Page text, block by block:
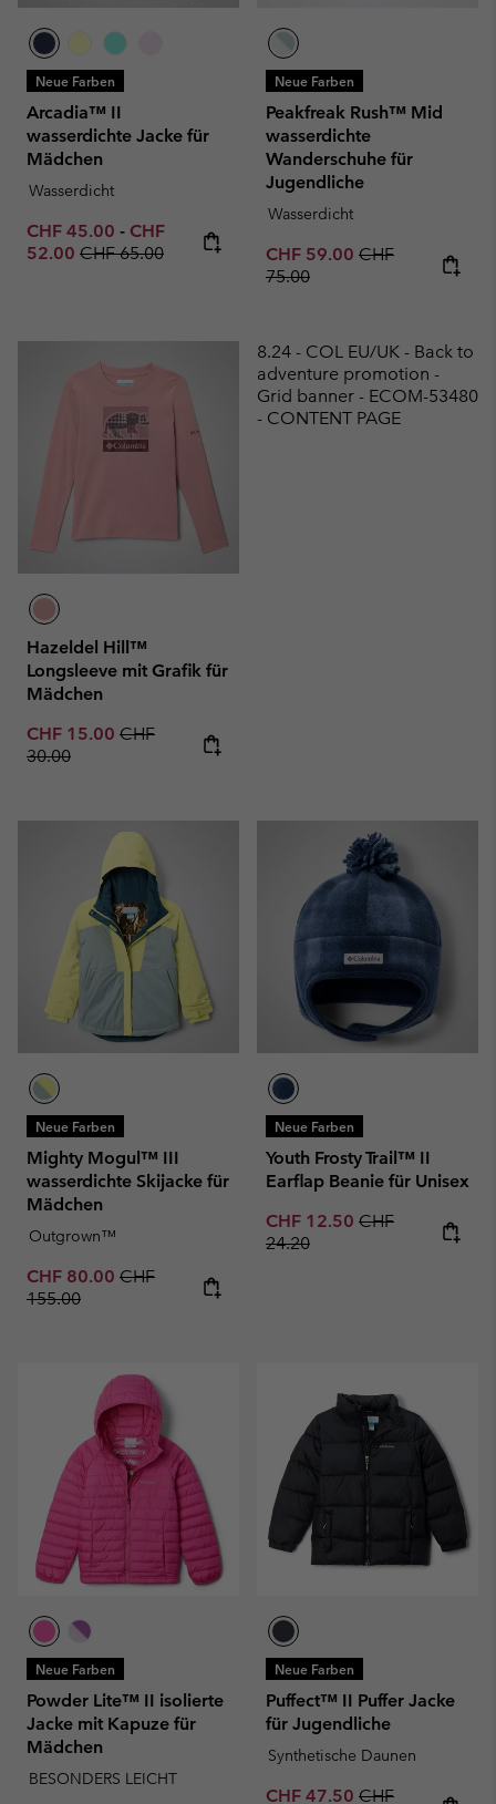
Neue Farben
Arcadia™ II
wasserdichte Jacke für
Mädchen
Wasserdicht
Minimum sale price:
CHF 45.00 - Maximum sale price:
CHF
52.00 Regular price:
CHF 65.00
Neue Farben
Peakfreak Rush™ Mid
wasserdichte
Wanderschuhe für
Jugendliche
Wasserdicht
Sale price:
CHF 59.00 Regular price:
CHF
75.00
Hazeldel Hill™
Longsleeve mit Grafik für
Mädchen
Sale price:
CHF 15.00 Regular price:
CHF
30.00
8.24 - COL EU/UK - Back to
adventure promotion -
Grid banner - ECOM-53480
- CONTENT PAGE
Neue Farben
Mighty Mogul™ III
wasserdichte Skijacke für
Mädchen
Outgrown™
Sale price:
CHF 80.00 Regular price:
CHF
155.00
Neue Farben
Youth Frosty Trail™ II
Earflap Beanie für Unisex
Sale price:
CHF 12.50 Regular price:
CHF
24.20
Neue Farben
Powder Lite™ II isolierte
Jacke mit Kapuze für
Mädchen
BESONDERS LEICHT
Neue Farben
Puffect™ II Puffer Jacke
für Jugendliche
Synthetische Daunen
Sale price:
CHF 47.50 Regular price:
CHF